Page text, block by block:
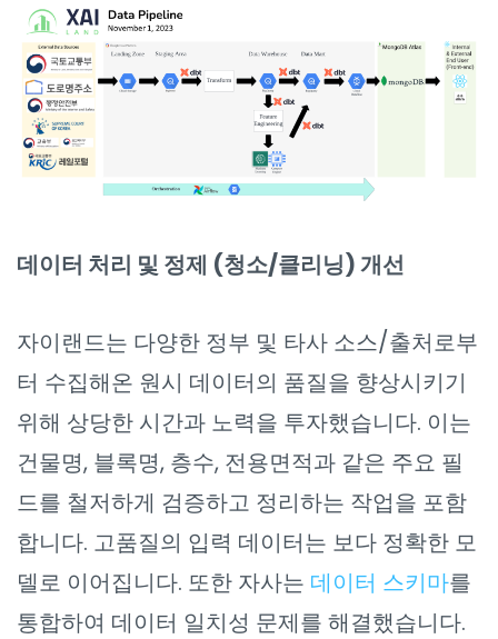
데이터 처리 및 정제 (청소/클리닝) 개선
자이랜드는 다양한 정부 및 타사 소스/출처로부
터 수집해온 원시 데이터의 품질을 향상시키기
위해 상당한 시간과 노력을 투자했습니다. 이는
건물명, 블록명, 층수, 전용면적과 같은 주요 필
드를 철저하게 검증하고 정리하는 작업을 포함
합니다. 고품질의 입력 데이터는 보다 정확한 모
델로 이어집니다. 또한 자사는 데이터 스키마를
통합하여 데이터 일치성 문제를 해결했습니다.